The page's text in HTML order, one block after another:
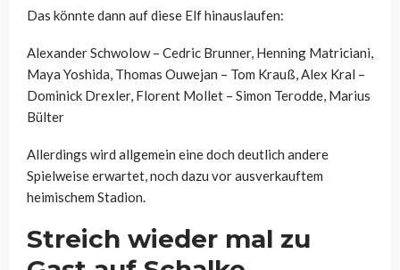
Das könnte dann auf diese Elf hinauslaufen:
Alexander Schwolow – Cedric Brunner, Henning Matriciani,
Maya Yoshida, Thomas Ouwejan – Tom Krauß, Alex Kral –
Dominick Drexler, Florent Mollet – Simon Terodde, Marius
Bülter
Allerdings wird allgemein eine doch deutlich andere
Spielweise erwartet, noch dazu vor ausverkauftem
heimischem Stadion.
Streich wieder mal zu